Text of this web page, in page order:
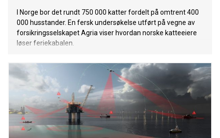
I Norge bor det rundt 750 000 katter fordelt på omtrent 400
000 husstander. En fersk undersøkelse utført på vegne av
forsikringsselskapet Agria viser hvordan norske katteeiere
løser feriekabalen.